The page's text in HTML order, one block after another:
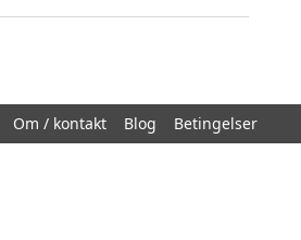
Om / kontakt Blog Betingelser